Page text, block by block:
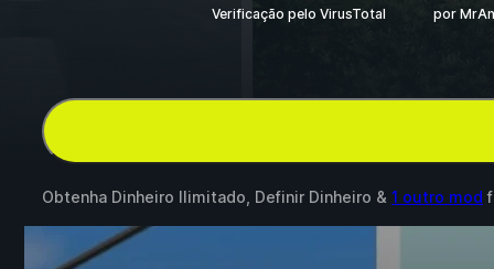
Verificação pelo VirusTotal por
Obtenha Dinheiro Ilimitado, Definir Dinheiro & 1 outro mod